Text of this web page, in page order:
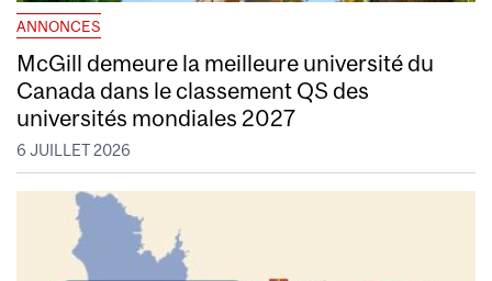
ANNONCES
McGill demeure la meilleure université du
Canada dans le classement QS des
universités mondiales 2027
6 JUILLET 2026